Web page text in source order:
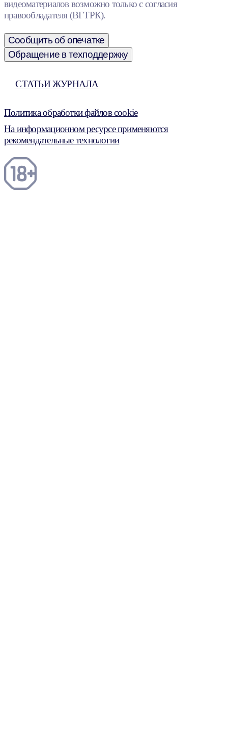
видеоматериалов возможно только с согласия
правообладателя (ВГТРК).
Сообщить об опечатке
Обращение в техподдержку
СТАТЬИ ЖУРНАЛА
Политика обработки файлов cookie
На информационном ресурсе применяются
рекомендательные технологии